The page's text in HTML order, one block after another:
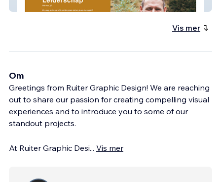
Richard Gort
Vis mer
Om
Greetings from Ruiter Graphic Design! We are reaching
out to share our passion for creating compelling visual
experiences and to introduce you to some of our
standout projects.
At Ruiter Graphic Desi... Vis mer